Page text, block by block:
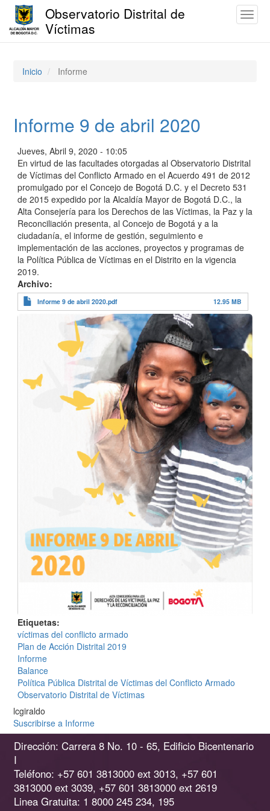
Pasar
contenido
Observatorio Distrital de
Víctimas
Inicio Informe
Informe 9 de abril 2020
Jueves, Abril 9, 2020 - 10:05
En virtud de las facultades otorgadas al Observatorio Distrital
de Víctimas del Conflicto Armado en el Acuerdo 491 de 2012
promulgado por el Concejo de Bogotá D.C. y el Decreto 531
de 2015 expedido por la Alcaldía Mayor de Bogotá D.C., la
Alta Consejería para los Derechos de las Víctimas, la Paz y la
Reconciliación presenta, al Concejo de Bogotá y a la
ciudadanía, el informe de gestión, seguimiento e
implementación de las acciones, proyectos y programas de
la Política Pública de Víctimas en el Distrito en la vigencia
2019.
Archivo
Informe 9 de abril 2020.pdf 12.95 MB
Etiquetas
víctimas del conflicto armado
Plan de Acción Distrital 2019
Informe
Balance
Política Pública Distrital de Víctimas del Conflicto Armado
Observatorio Distrital de Víctimas
lcgiraldo
Suscribirse a Informe
Dirección: Carrera 8 No. 10 - 65, Edificio Bicentenario
I
Teléfono: +57 601 3813000 ext 3013, +57 601
3813000 ext 3039, +57 601 3813000 ext 2619
Linea Gratuita: 1 8000 245 234, 195